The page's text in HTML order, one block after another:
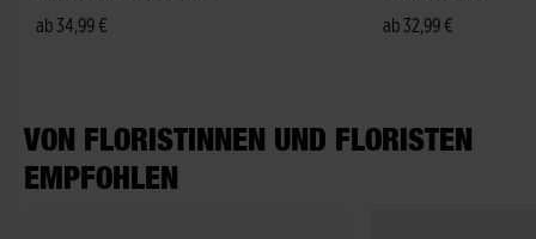
ab 34,99 €
ab 32,99 €
VON FLORISTINNEN UND FLORISTEN
EMPFOHLEN